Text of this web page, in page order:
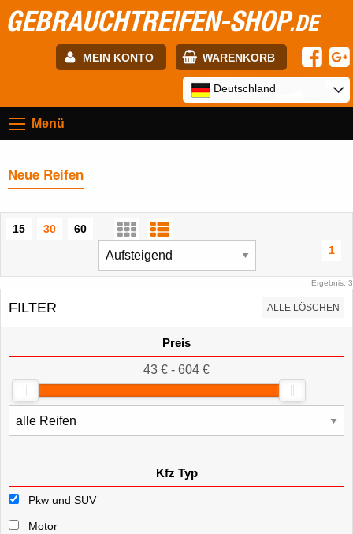
GEBRAUCHTREIFEN-SHOP.DE
MEIN KONTO WARENKORB
Passwort:
Deutschland
Menü
Neue Reifen
15 30
60
1
Ergebnis: 3
FILTER ALLE LÖSCHEN
Preis
43 € - 604 €
Kfz Typ
Pkw und SUV
Motor